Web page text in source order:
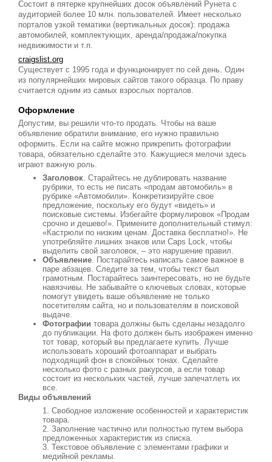
Состоит в пятерке крупнейших досок объявлений Рунета с
аудиторией более 10 млн. пользователей. Имеет несколько
порталов узкой тематики (вертикальных досок): продажа
автомобилей, комплектующих, аренда/продажа/покупка
недвижимости и т.п.
craigslist.org
Существует с 1995 года и функционирует по сей день. Один
из популярнейших мировых сайтов такого образца. По праву
считается одним из самых взрослых порталов.
Оформление
Допустим, вы решили что-то продать. Чтобы на ваше
объявление обратили внимание, его нужно правильно
оформить. Если на сайте можно прикрепить фотографии
товара, обязательно сделайте это. Кажущиеся мелочи здесь
играют важную роль.
Заголовок. Старайтесь не дублировать название
рубрики, то есть не писать «продам автомобиль» в
рубрике «Автомобили». Конкретизируйте свое
предложение, поскольку его будут «видеть» и
поисковые системы. Избегайте формулировок «Продам
срочно и дешево!». Примените дополнительный стимул:
«Кастрюли по низким ценам. Доставка бесплатно!». Не
употребляйте лишних знаков или Caps Lock, чтобы
выделить свой заголовок, – это нарушение правил.
Объявление. Постарайтесь написать самое важное в
паре абзацев. Следите за тем, чтобы текст был
грамотным. Постарайтесь заинтересовать, но не будьте
навязчивы. Не забывайте о ключевых словах, которые
помогут увидеть ваше объявление не только
посетителям сайта, но и пользователям в поисковой
выдаче.
Фотографии товара должны быть сделаны незадолго
до публикации. На фото должен быть изображен именно
тот товар, который вы предлагаете купить. Лучше
использовать хороший фотоаппарат и выбрать
подходящий фон в спокойных тонах. Сделайте
несколько фото с разных ракурсов, а если товар
состоит из нескольких частей, лучше запечатлеть их
все.
Виды объявлений
Свободное изложение особенностей и характеристик
товара.
Заполнение частично или полностью путем выбора
предложенных характеристик из списка.
Текстовое объявление с элементами графики и
медийной рекламы.